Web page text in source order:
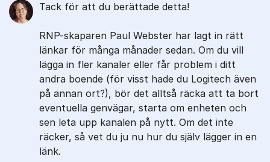
Tack för att du berättade detta!
RNP-skaparen Paul Webster har lagt in rätt
länkar för många månader sedan. Om du vill
lägga in fler kanaler eller får problem i ditt
andra boende (för visst hade du Logitech även
på annan ort?), bör det alltså räcka att ta bort
eventuella genvägar, starta om enheten och
sen leta upp kanalen på nytt. Om det inte
räcker, så vet du ju nu hur du själv lägger in en
länk.